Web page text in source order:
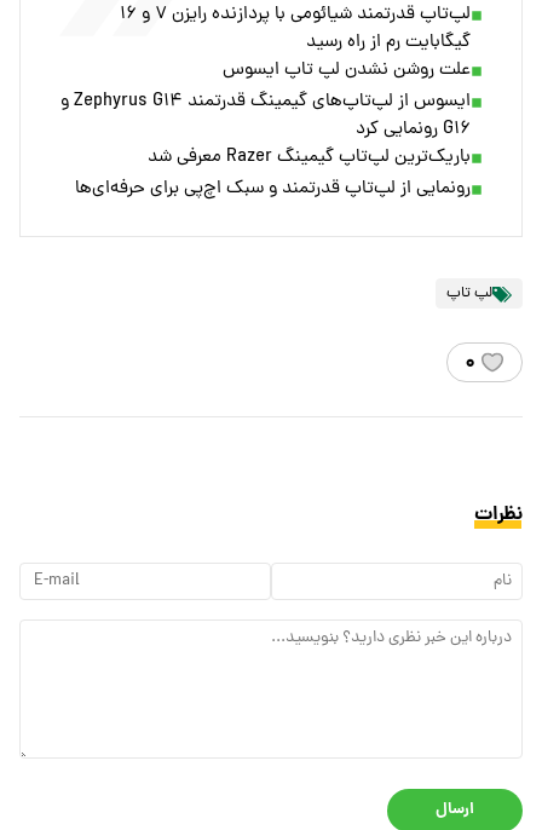
لپ‌تاپ قدرتمند شیائومی با پردازنده رایزن ۷ و ۱۶
گیگابایت رم از راه رسید
علت روشن نشدن لپ تاپ ایسوس
ایسوس از لپ‌تاپ‌های گیمینگ قدرتمند Zephyrus G۱۴ و
G۱۶ رونمایی کرد
باریک‌ترین لپ‌تاپ گیمینگ Razer معرفی شد
رونمایی از لپ‌تاپ قدرتمند و سبک اچ‌پی برای حرفه‌ای‌ها
لپ تاپ
۰
نظرات
ارسال